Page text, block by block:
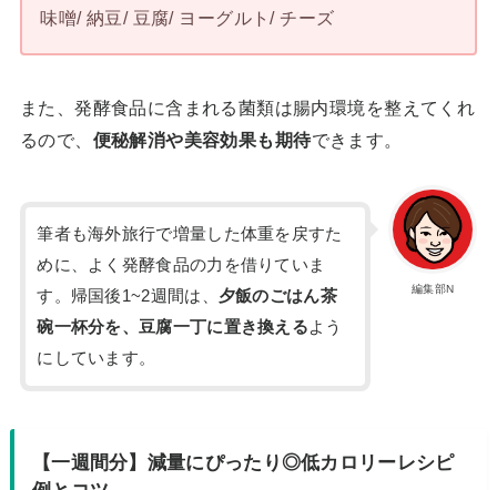
味噌/ 納豆/ 豆腐/ ヨーグルト/ チーズ
また、発酵食品に含まれる菌類は腸内環境を整えてくれ
るので、 便秘解消や美容効果も期待できます。
編集部N
筆者も海外旅行で増量した体重を戻すた
めに、よく発酵食品の力を借りていま
す。帰国後1~2週間は、 夕飯のごはん茶
碗一杯分を、豆腐一丁に置き換えるよう
にしています。
【一週間分】減量にぴったり◎低カロリーレシピ